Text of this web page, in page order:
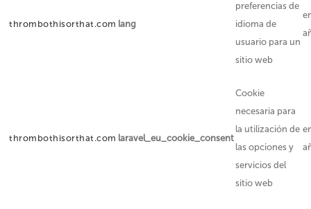
thrombothisorthat.com lang
preferencias de
idioma de
usuario para un
sitio web
thrombothisorthat.com laravel_eu_cookie_consent
Cookie
necesaria para
la utilización de
las opciones y
servicios del
sitio web